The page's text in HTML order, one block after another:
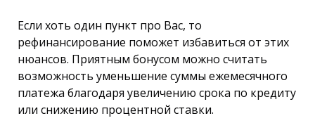
Если хоть один пункт про Вас, то
рефинансирование поможет избавиться от этих
нюансов. Приятным бонусом можно считать
возможность уменьшение суммы ежемесячного
платежа благодаря увеличению срока по кредиту
или снижению процентной ставки.